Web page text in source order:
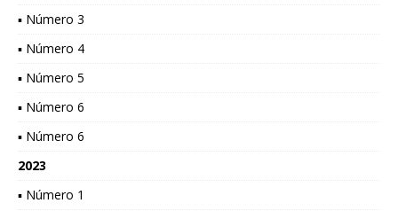
▪ Número 3
▪ Número 4
▪ Número 5
▪ Número 6
▪ Número 6
2023
▪ Número 1